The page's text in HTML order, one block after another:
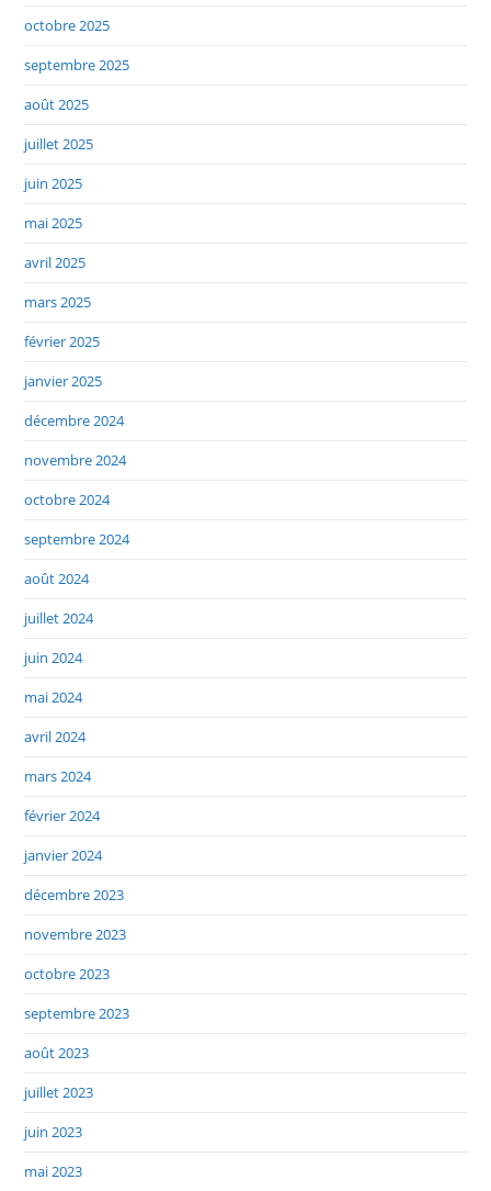
octobre 2025
septembre 2025
août 2025
juillet 2025
juin 2025
mai 2025
avril 2025
mars 2025
février 2025
janvier 2025
décembre 2024
novembre 2024
octobre 2024
septembre 2024
août 2024
juillet 2024
juin 2024
mai 2024
avril 2024
mars 2024
février 2024
janvier 2024
décembre 2023
novembre 2023
octobre 2023
septembre 2023
août 2023
juillet 2023
juin 2023
mai 2023